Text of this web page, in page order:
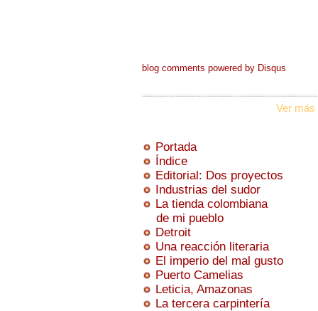
blog comments powered by Disqus
Ver más
Portada
Índice
Editorial: Dos proyectos
Industrias del sudor
La tienda colombiana
de mi pueblo
Detroit
Una reacción literaria
El imperio del mal gusto
Puerto Camelias
Leticia, Amazonas
La tercera carpintería